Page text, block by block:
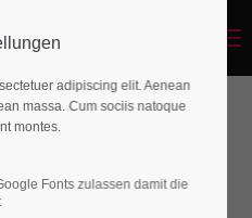
adipiscing elit. Aenean
massa. Cum sociis natoque
montes.
Fonts zulassen damit die